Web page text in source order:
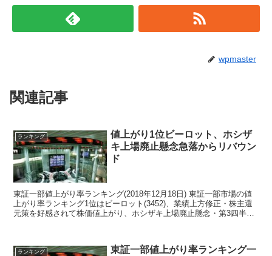
wpmaster
関連記事
ランキング
値上がり1位ビーロット、ホシザ
キ上場廃止懸念急落からリバウン
ド
東証一部値上がり率ランキング(2018年12月18日) 東証一部市場の値
上がり率ランキング1位はビーロット(3452)、業績上方修正・株主還
元策を好感されて株価値上がり、ホシザキ上場廃止懸念・第3四半期
ランキング
東証一部値上がり率ランキング一